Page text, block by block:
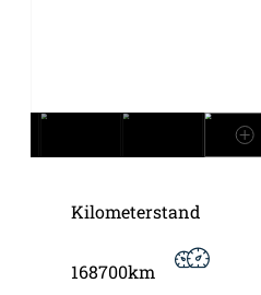
Kilometerstand
168700km